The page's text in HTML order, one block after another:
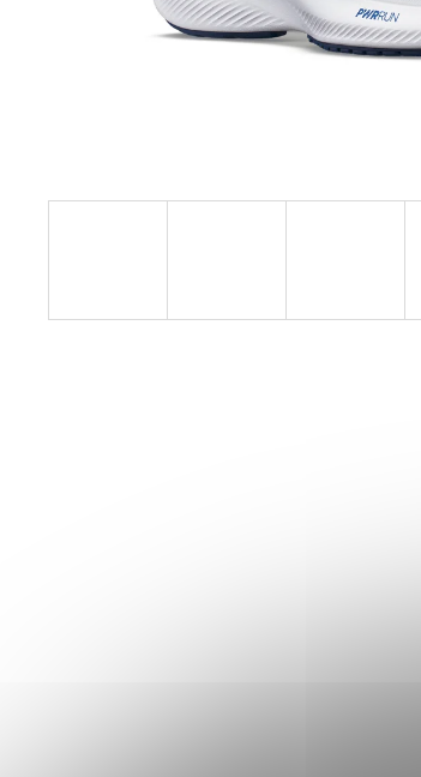
SAUCONY TRIUMPH 24
QUARTZ/EGGPLANT